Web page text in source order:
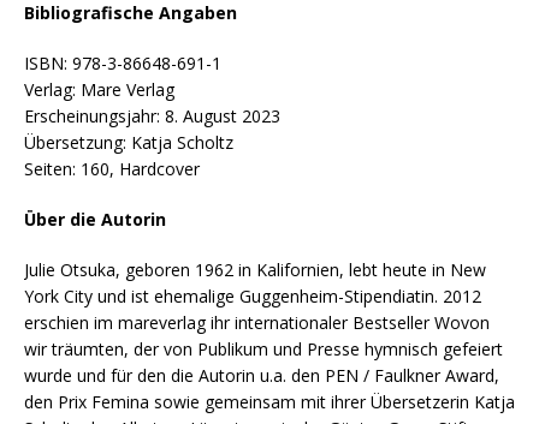
Bibliografische Angaben
ISBN: 978-3-86648-691-1
Verlag: Mare Verlag
Erscheinungsjahr: 8. August 2023
Übersetzung: Katja Scholtz
Seiten: 160, Hardcover
Über die Autorin
Julie Otsuka, geboren 1962 in Kalifornien, lebt heute in New
York City und ist ehemalige Guggenheim-Stipendiatin. 2012
erschien im mareverlag ihr internationaler Bestseller Wovon
wir träumten, der von Publikum und Presse hymnisch gefeiert
wurde und für den die Autorin u.a. den PEN / Faulkner Award,
den Prix Femina sowie gemeinsam mit ihrer Übersetzerin Katja